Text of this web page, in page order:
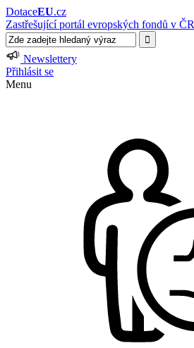
DotaceEU.cz
Zastřešující portál evropských fondů v ČR
Newslettery
Přihlásit se
Menu